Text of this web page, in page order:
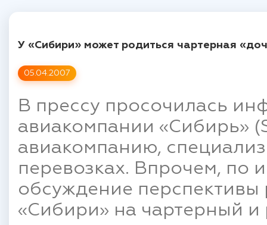
05.04.2007
У «Сибири» может родиться чартерная
В прессу просочилась
авиакомпании «Сибирь»
авиакомпанию,
перевозках. Впрочем, по
обсуждение перспективы
«Сибири» на чартерный